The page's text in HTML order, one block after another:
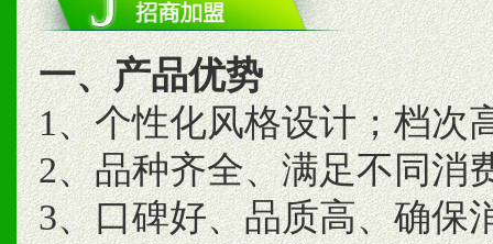
一、产品优势
1、个性化风格设计；档次
2、品种齐全、满足不同消
3、口碑好、品质高、确保